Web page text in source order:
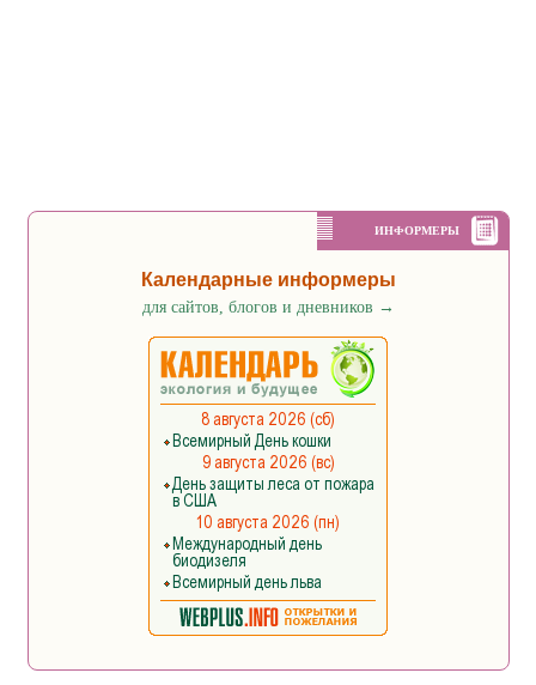
ИНФОРМЕРЫ
Календарные информеры
для сайтов, блогов и дневников →